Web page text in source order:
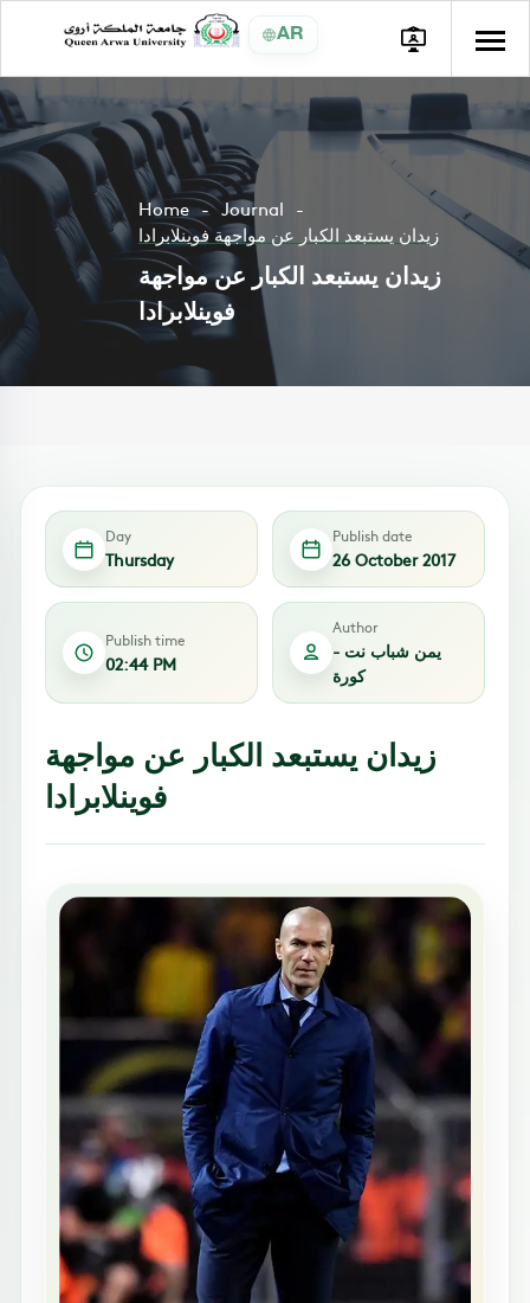
AR
Home
Journal
زيدان يستبعد الكبار عن مواجهة فوينلابرادا
زيدان يستبعد الكبار عن مواجهة
فوينلابرادا
Day
Thursday
Publish date
26 October 2017
Publish time
02:44 PM
Author
يمن شباب نت -
كورة
زيدان يستبعد الكبار عن مواجهة
فوينلابرادا